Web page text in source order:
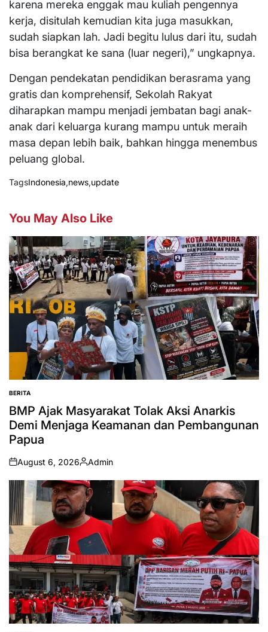
karena mereka enggak mau kuliah pengennya
kerja, disitulah kemudian kita juga masukkan,
sudah siapkan lah. Jadi begitu lulus dari itu, sudah
bisa berangkat ke sana (luar negeri),” ungkapnya.
Dengan pendekatan pendidikan berasrama yang
gratis dan komprehensif, Sekolah Rakyat
diharapkan mampu menjadi jembatan bagi anak-
anak dari keluarga kurang mampu untuk meraih
masa depan lebih baik, bahkan hingga menembus
peluang global.
TagsIndonesia,news,update
You May Also Like
POSTED
IN
BERITA
BMP Ajak Masyarakat Tolak Aksi Anarkis
Demi Menjaga Keamanan dan Pembangunan
Papua
on
August 6, 2026
Posted
by
Admin